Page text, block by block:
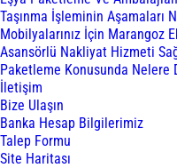
Taşınma İşleminin Aşamaları
Mobilyalarınız İçin Marangoz
Asansörlü Nakliyat Hizmeti
Paketleme Konusunda Nelere
İletişim
Bize Ulaşın
Banka Hesap Bilgilerimiz
Talep Formu
Site Haritası